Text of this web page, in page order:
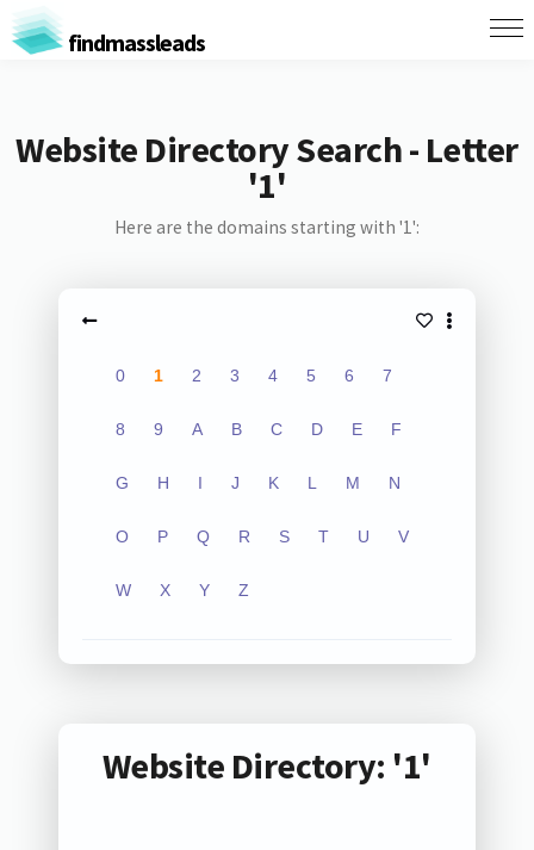
findmassleads
Website Directory Search - Letter
'1'
Here are the domains starting with '1':
0 1 2 3 4 5 6 7
8 9 A B C D E F
G H I J K L M N
O P Q R S T U V
W X Y Z
Website Directory: '1'